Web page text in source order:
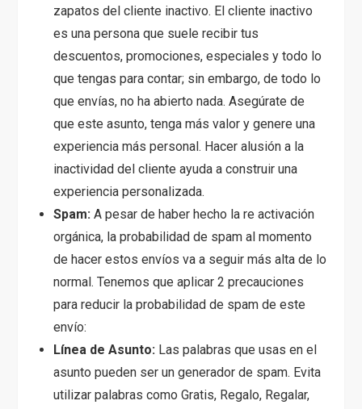
zapatos del cliente inactivo. El cliente inactivo
es una persona que suele recibir tus
descuentos, promociones, especiales y todo lo
que tengas para contar; sin embargo, de todo lo
que envías, no ha abierto nada. Asegúrate de
que este asunto, tenga más valor y genere una
experiencia más personal. Hacer alusión a la
inactividad del cliente ayuda a construir una
experiencia personalizada.
Spam:A pesar de haber hecho la re activación
orgánica, la probabilidad de spam al momento
de hacer estos envíos va a seguir más alta de lo
normal. Tenemos que aplicar 2 precauciones
para reducir la probabilidad de spam de este
envío:
Línea de Asunto: Las palabras que usas en el
asunto pueden ser un generador de spam. Evita
utilizar palabras como Gratis, Regalo, Regalar,